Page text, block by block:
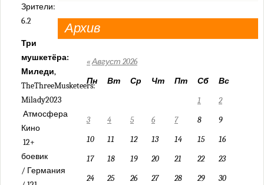
Зрители:
6.2
Три
мушкетёра:
Миледи,
TheThreeMusketeers:
Milady2023
Атмосфера
Кино
12+
боевик
/ Германия
Архив
«Август 2026
Пн
Вт Ср Чт Пт Сб
Вс
1
2
3
4 5 6 7 8
9
10
11 12 13 14 15
16
17
18 19 20 21 22
23
24
25 26 27 28 29
30